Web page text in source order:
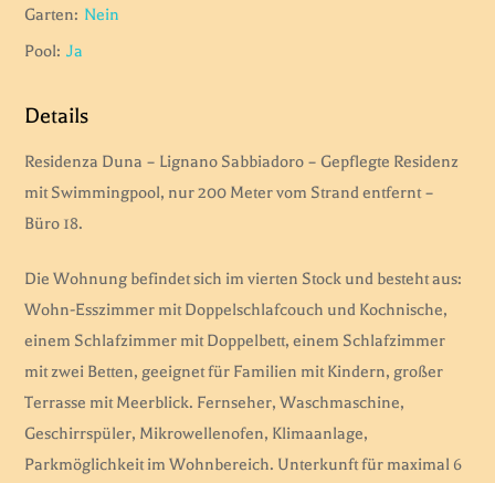
Garten: Nein
Pool: Ja
Details
Residenza Duna – Lignano Sabbiadoro – Gepflegte Residenz
mit Swimmingpool, nur 200 Meter vom Strand entfernt –
Büro 18.
Die Wohnung befindet sich im vierten Stock und besteht aus:
Wohn-Esszimmer mit Doppelschlafcouch und Kochnische,
einem Schlafzimmer mit Doppelbett, einem Schlafzimmer
mit zwei Betten, geeignet für Familien mit Kindern, großer
Terrasse mit Meerblick. Fernseher, Waschmaschine,
Geschirrspüler, Mikrowellenofen, Klimaanlage,
Parkmöglichkeit im Wohnbereich. Unterkunft für maximal 6